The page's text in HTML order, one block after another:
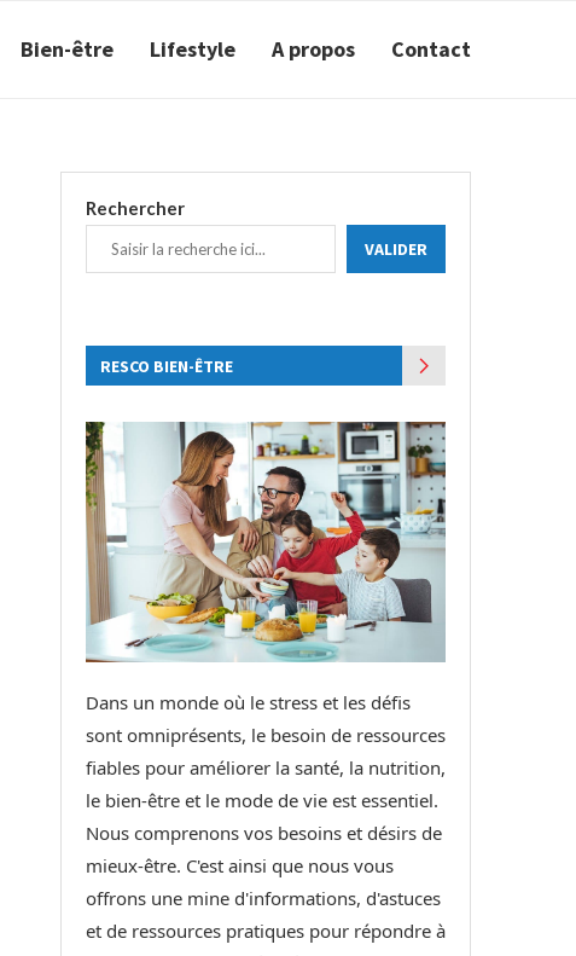
Bien-être Lifestyle A propos Contact
Rechercher
VALIDER
RESCO BIEN-ÊTRE
Dans un monde où le stress et les défis
sont omniprésents, le besoin de ressources
fiables pour améliorer la santé, la nutrition,
le bien-être et le mode de vie est essentiel.
Nous comprenons vos besoins et désirs de
mieux-être. C'est ainsi que nous vous
offrons une mine d'informations, d'astuces
et de ressources pratiques pour répondre à